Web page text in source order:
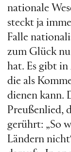
nationale
steckt ja
Falle
zum Glück
hat. Es gibt in
die als
dienen kann.
Preußenlied,
gerührt: „So
Ländern